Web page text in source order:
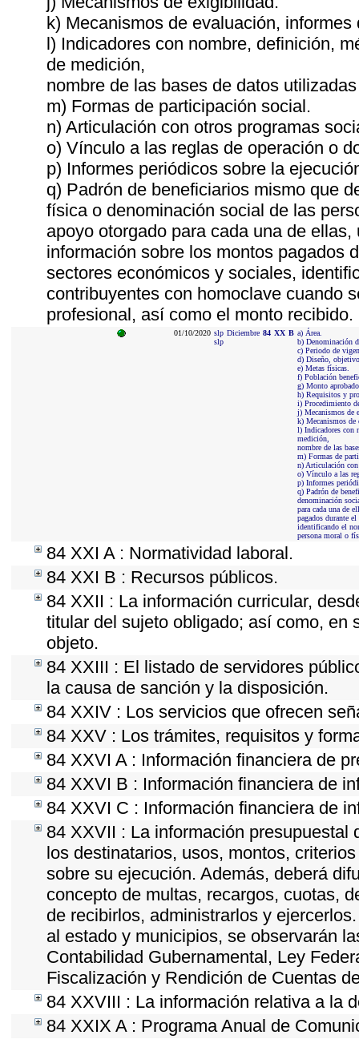
k) Mecanismos de evaluación,
l) Indicadores con nombre, definición,
de medición,
nombre de las bases de datos
m) Formas de participación social.
n) Articulación con otros programas
o) Vínculo a las reglas de operación o
p) Informes periódicos sobre la
q) Padrón de beneficiarios mismo que
física o denominación social de las
apoyo otorgado para cada una de
información sobre los montos pagados
sectores económicos y sociales,
contribuyentes con homoclave cuando
profesional, así como el monto recibido.
01/10/2020 slp
slp
Diciembre 84 XX B a) Área.
b) Denominación
c) Periodo de
d) Diseño,
e) Metas físicas.
f) Población
g) Monto
h) Requisitos y
i) Procedimiento
j) Mecanismos de
k) Mecanismos de
l) Indicadores con
medición,
nombre de las
m) Formas de
n) Articulación
o) Vínculo a las
p) Informes
q) Padrón de
denominación
para cada una de
pagados durante
identificando el
persona moral o
84 XXI A : Normatividad laboral.
84 XXI B : Recursos públicos.
84 XXII : La información curricular,
titular del sujeto obligado; así como, en
objeto.
84 XXIII : El listado de servidores
la causa de sanción y la disposición.
84 XXIV : Los servicios que ofrecen
84 XXV : Los trámites, requisitos y
84 XXVI A : Información financiera de
84 XXVI B : Información financiera de
84 XXVI C : Información financiera de
84 XXVII : La información
los destinatarios, usos, montos,
sobre su ejecución. Además, deberá
concepto de multas, recargos, cuotas,
de recibirlos, administrarlos y
al estado y municipios, se observarán
Contabilidad Gubernamental, Ley
Fiscalización y Rendición de Cuentas
84 XXVIII : La información relativa a la
84 XXIX A : Programa Anual de